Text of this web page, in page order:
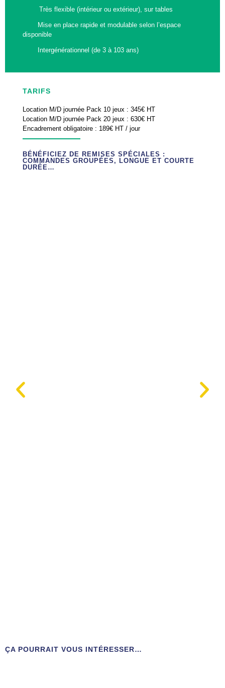
Très flexible (intérieur ou extérieur), sur tables
Mise en place rapide et modulable selon l’espace
disponible
Intergénérationnel (de 3 à 103 ans)
TARIFS
Location M/D journée Pack 10 jeux : 345€ HT
Location M/D journée Pack 20 jeux : 630€ HT
Encadrement obligatoire : 189€ HT / jour
BÉNÉFICIEZ DE REMISES SPÉCIALES :
COMMANDES GROUPÉES, LONGUE ET COURTE
DURÉE…
ÇA POURRAIT VOUS INTÉRESSER…